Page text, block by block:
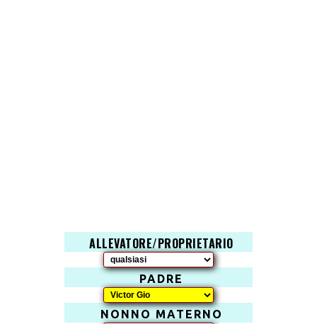
ALLEVATORE/PROPRIETARIO
PADRE
NONNO MATERNO